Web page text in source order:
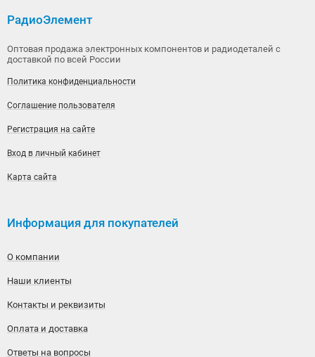
РадиоЭлемент
Оптовая продажа электронных компонентов и радиодеталей с
доставкой по всей России
Политика конфиденциальности
Соглашение пользователя
Регистрация на сайте
Вход в личный кабинет
Карта сайта
Информация для покупателей
О компании
Наши клиенты
Контакты и реквизиты
Оплата и доставка
Ответы на вопросы